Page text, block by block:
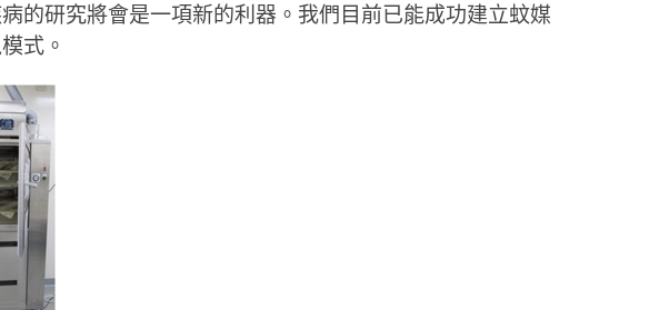
的研究將會是一項新的利器。我們目前已能成功建立蚊媒
式。